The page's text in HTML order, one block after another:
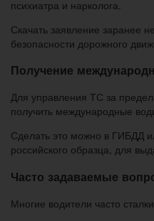
психиатра и нарколога.
Скачать заявление заранее
безопасности дорожного
Получение
Для управления ТС за
получить международные
Сделать это можно в ГИБДД
российского образца, для
Часто задаваемые
Многие водители часто